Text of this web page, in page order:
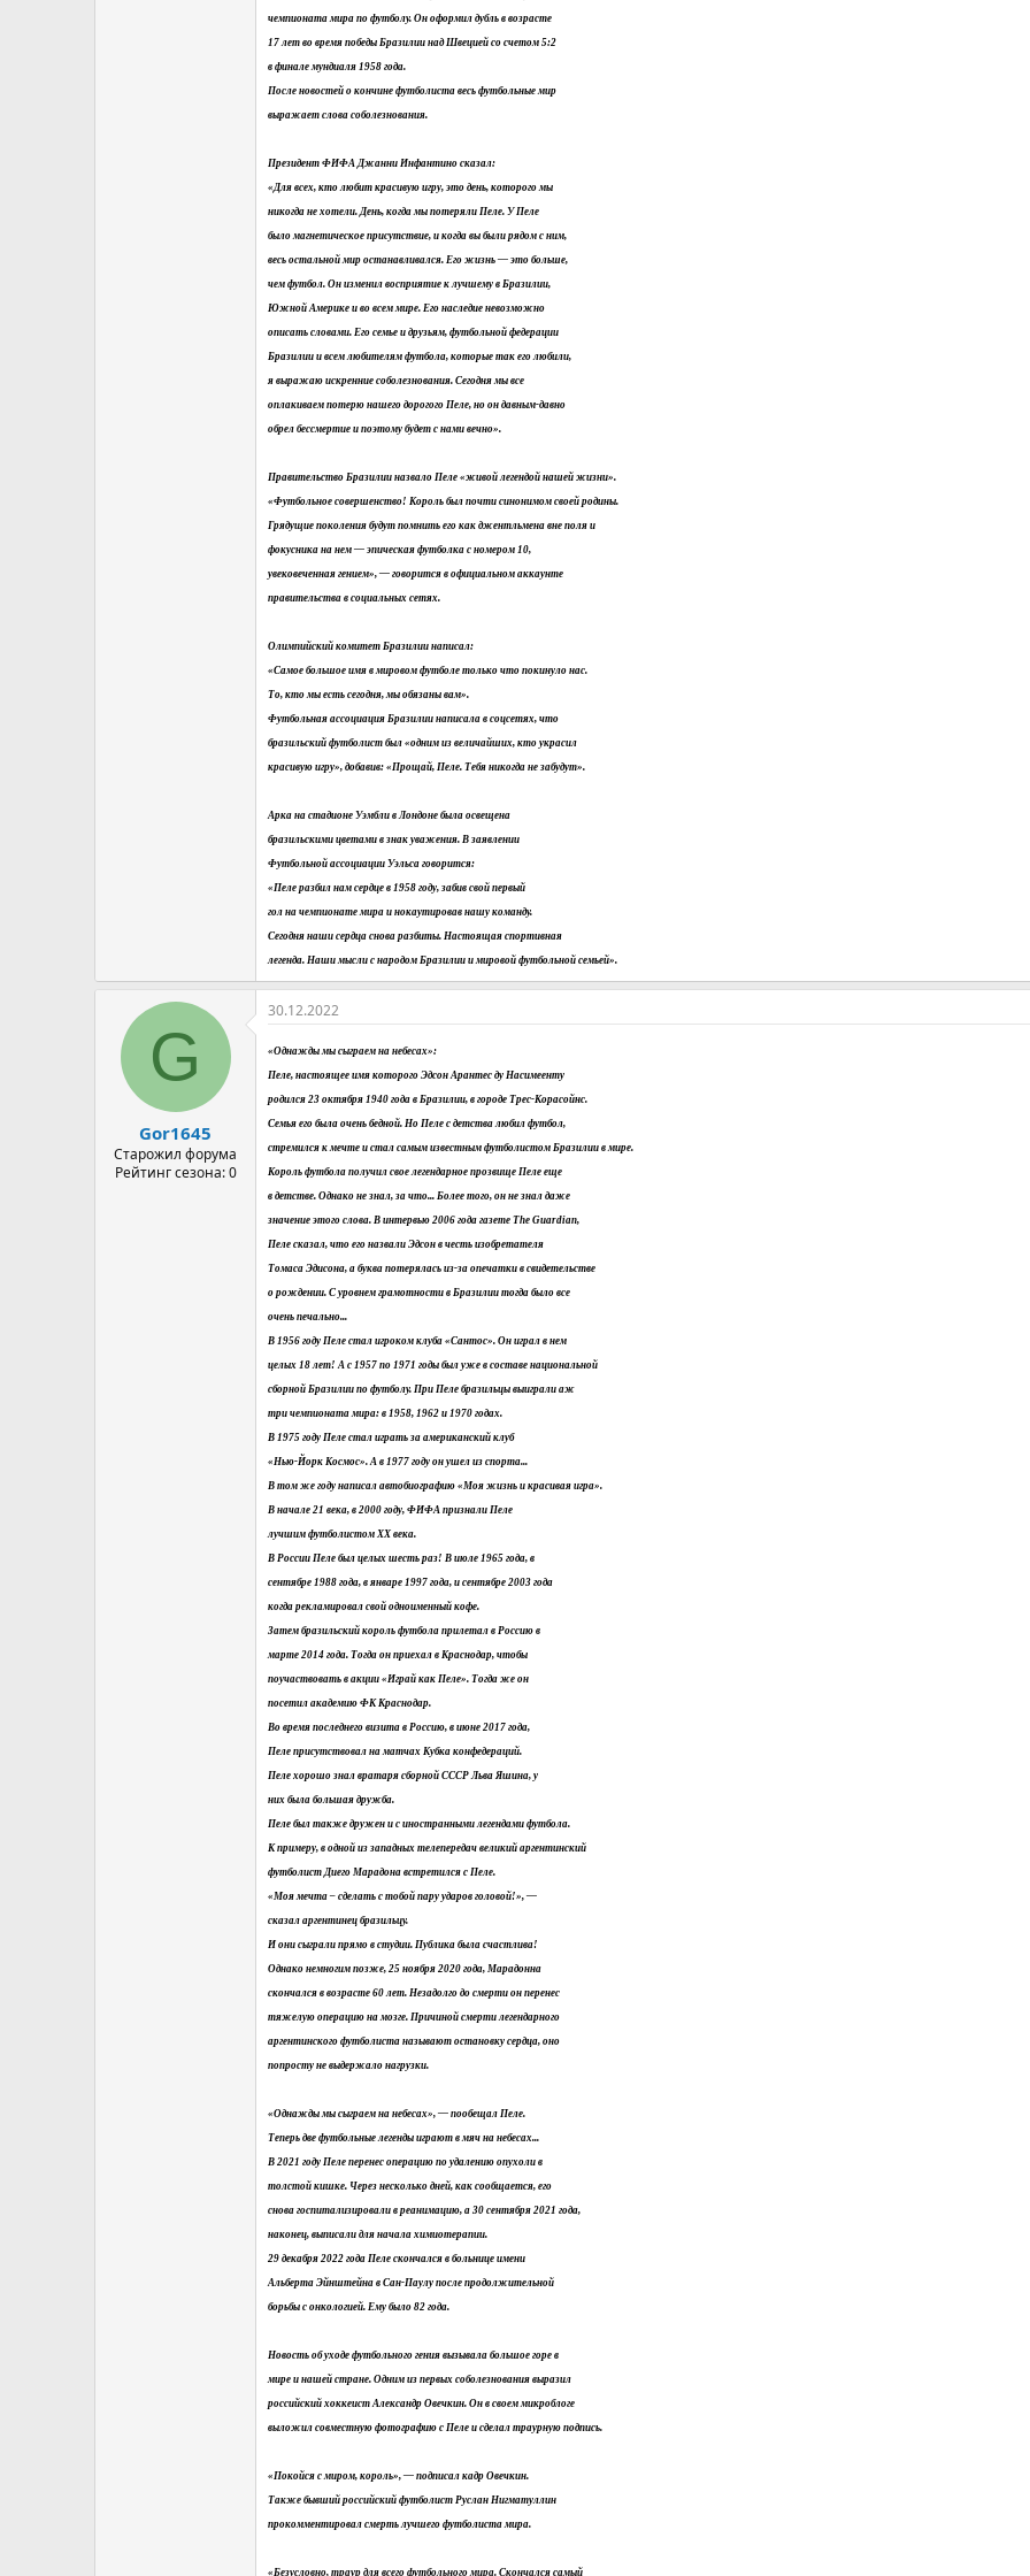
чемпионата мира по футболу. Он оформил дубль в возрасте
17 лет во время победы Бразилии над Швецией со счетом 5:2
в финале мундиаля 1958 года.
После новостей о кончине футболиста весь футбольные мир
выражает слова соболезнования.
Президент ФИФА Джанни Инфантино сказал:
«Для всех, кто любит красивую игру, это день, которого мы
никогда не хотели. День, когда мы потеряли Пеле. У Пеле
было магнетическое присутствие, и когда вы были рядом с ним,
весь остальной мир останавливался. Его жизнь — это больше,
чем футбол. Он изменил восприятие к лучшему в Бразилии,
Южной Америке и во всем мире. Его наследие невозможно
описать словами. Его семье и друзьям, футбольной федерации
Бразилии и всем любителям футбола, которые так его любили,
я выражаю искренние соболезнования. Сегодня мы все
оплакиваем потерю нашего дорогого Пеле, но он давным-давно
обрел бессмертие и поэтому будет с нами вечно».
Правительство Бразилии назвало Пеле «живой легендой нашей жизни».
«Футбольное совершенство! Король был почти синонимом своей родины.
Грядущие поколения будут помнить его как джентльмена вне поля и
фокусника на нем — эпическая футболка с номером 10,
увековеченная гением», — говорится в официальном аккаунте
правительства в социальных сетях.
Олимпийский комитет Бразилии написал:
«Самое большое имя в мировом футболе только что покинуло нас.
То, кто мы есть сегодня, мы обязаны вам».
Футбольная ассоциация Бразилии написала в соцсетях, что
бразильский футболист был «одним из величайших, кто украсил
красивую игру», добавив: «Прощай, Пеле. Тебя никогда не забудут».
Арка на стадионе Уэмбли в Лондоне была освещена
бразильскими цветами в знак уважения. В заявлении
Футбольной ассоциации Уэльса говорится:
«Пеле разбил нам сердце в 1958 году, забив свой первый
гол на чемпионате мира и нокаутировав нашу команду.
Сегодня наши сердца снова разбиты. Настоящая спортивная
легенда. Наши мысли с народом Бразилии и мировой футбольной семьей».
G
Gor1645
Старожил форума
Рейтинг сезона: 0
30.12.2022
«Однажды мы сыграем на небесах»:
Пеле, настоящее имя которого Эдсон Арантес ду Насимеенту
родился 23 октября 1940 года в Бразилии, в городе Трес-Корасойнс.
Семья его была очень бедной. Но Пеле с детства любил футбол,
стремился к мечте и стал самым известным футболистом Бразилии в мире.
Король футбола получил свое легендарное прозвище Пеле еще
в детстве. Однако не знал, за что... Более того, он не знал даже
значение этого слова. В интервью 2006 года газете The Guardian,
Пеле сказал, что его назвали Эдсон в честь изобретателя
Томаса Эдисона, а буква потерялась из-за опечатки в свидетельстве
о рождении. С уровнем грамотности в Бразилии тогда было все
очень печально...
В 1956 году Пеле стал игроком клуба «Сантос». Он играл в нем
целых 18 лет! А с 1957 по 1971 годы был уже в составе национальной
сборной Бразилии по футболу. При Пеле бразильцы выиграли аж
три чемпионата мира: в 1958, 1962 и 1970 годах.
В 1975 году Пеле стал играть за американский клуб
«Нью-Йорк Космос». А в 1977 году он ушел из спорта...
В том же году написал автобиографию «Моя жизнь и красивая игра».
В начале 21 века, в 2000 году, ФИФА признали Пеле
лучшим футболистом XX века.
В России Пеле был целых шесть раз! В июле 1965 года, в
сентябре 1988 года, в январе 1997 года, и сентябре 2003 года
когда рекламировал свой одноименный кофе.
Затем бразильский король футбола прилетал в Россию в
марте 2014 года. Тогда он приехал в Краснодар, чтобы
поучаствовать в акции «Играй как Пеле». Тогда же он
посетил академию ФК Краснодар.
Во время последнего визита в Россию, в июне 2017 года,
Пеле присутствовал на матчах Кубка конфедераций.
Пеле хорошо знал вратаря сборной СССР Льва Яшина, у
них была большая дружба.
Пеле был также дружен и с иностранными легендами футбола.
К примеру, в одной из западных телепередач великий аргентинский
футболист Диего Марадона встретился с Пеле.
«Моя мечта – сделать с тобой пару ударов головой!», —
сказал аргентинец бразильцу.
И они сыграли прямо в студии. Публика была счастлива!
Однако немногим позже, 25 ноября 2020 года, Марадонна
скончался в возрасте 60 лет. Незадолго до смерти он перенес
тяжелую операцию на мозге. Причиной смерти легендарного
аргентинского футболиста называют остановку сердца, оно
попросту не выдержало нагрузки.
«Однажды мы сыграем на небесах», — пообещал Пеле.
Теперь две футбольные легенды играют в мяч на небесах...
В 2021 году Пеле перенес операцию по удалению опухоли в
толстой кишке. Через несколько дней, как сообщается, его
снова госпитализировали в реанимацию, а 30 сентября 2021 года,
наконец, выписали для начала химиотерапии.
29 декабря 2022 года Пеле скончался в больнице имени
Альберта Эйнштейна в Сан‑Паулу после продолжительной
борьбы с онкологией. Ему было 82 года.
Новость об уходе футбольного гения вызывала большое горе в
мире и нашей стране. Одним из первых соболезнования выразил
российский хоккеист Александр Овечкин. Он в своем микроблоге
выложил совместную фотографию с Пеле и сделал траурную подпись.
«Покойся с миром, король», — подписал кадр Овечкин.
Также бывший российский футболист Руслан Нигматуллин
прокомментировал смерть лучшего футболиста мира.
«Безусловно, траур для всего футбольного мира. Скончался самый